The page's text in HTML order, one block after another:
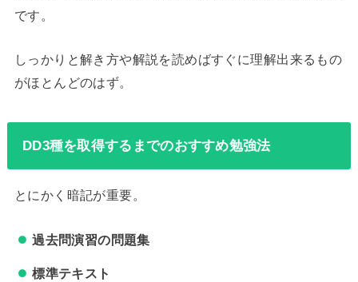
です。
しっかりと解き方や解説を読めばすぐに理解出来るもの
がほとんどのはず。
DD3種を取得するまでのおすすめ勉強法
とにかく暗記が重要。
過去問演習の問題集
標準テキスト